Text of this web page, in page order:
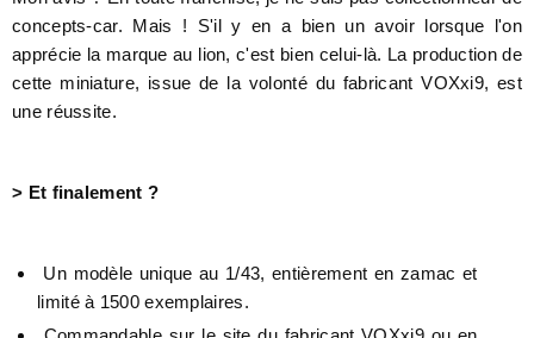
concepts-car. Mais ! S'il y en a bien un avoir lorsque l'on
apprécie la marque au lion, c'est bien celui-là. La production de
cette miniature, issue de la volonté du fabricant VOXxi9, est
une réussite.
> Et finalement ?
Un modèle unique au 1/43, entièrement en zamac et
limité à 1500 exemplaires.